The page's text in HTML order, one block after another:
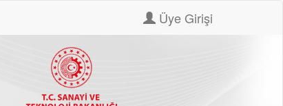
Üye Girişi